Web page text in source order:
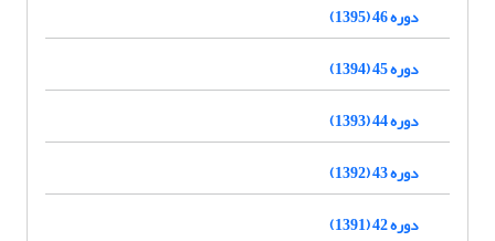
دوره 46 (1395)
دوره 45 (1394)
دوره 44 (1393)
دوره 43 (1392)
دوره 42 (1391)